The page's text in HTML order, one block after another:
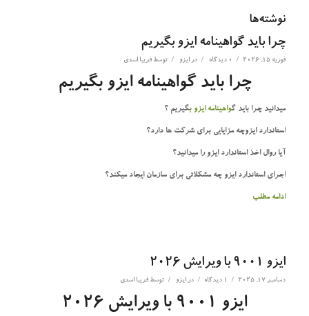
نوشته‌ها
چرا باید گواهینامه ایزو بگیریم
فوریه 15, 2026 / 0 دیدگاه / در ایزو / توسط فریبا اسدی
چرا باید گواهینامه ایزو بگیریم
میدانید چرا باید گواهینامه ایزو بگیریم ؟
استاندارد ایزوچه مزایایی برای شرکت ها دارد؟
آیا روال اخذ استاندارد ایزو را میدانید؟
اجرای استاندارد ایزو چه مشکلاتی برای سازمان ایجاد میکند؟
ادامه مطلب
ایزو 9001 با ویرایش 2026
دسامبر 17, 2025 / 1 دیدگاه / در ایزو / توسط فریبا اسدی
ایزو 9001 با ویرایش 2026